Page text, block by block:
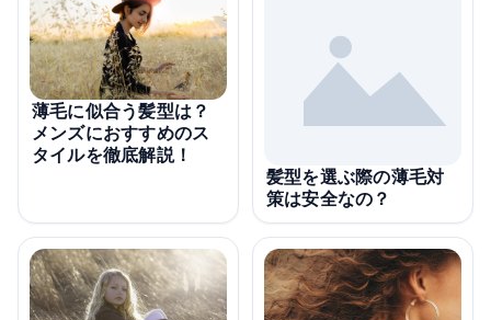
薄毛に似合う髪型は？
メンズにおすすめのス
タイルを徹底解説！
髪型を選ぶ際の薄毛対
策は安全なの？